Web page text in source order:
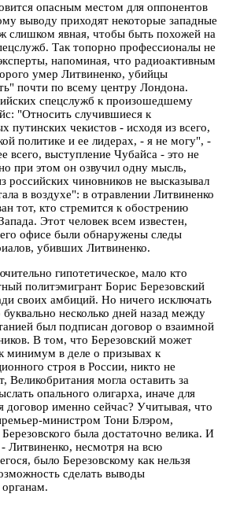
опасным местом для оппонентов
выводу приходят некоторые западные
слишком явная, чтобы быть похожей на
Так топорно профессионалы не
напоминая, что радиоактивным
умер Литвиненко, убийцы
почти по всему центру Лондона.
спецслужб к произошедшему
"Относить случившиеся к
путинских чекистов - исходя из всего,
политике и ее лидерах, - я не могу", -
всего, выступление Чубайса - это не
при этом он озвучил одну мысль,
российских чиновников не высказывал
в воздухе": в отравлении Литвиненко
тот, кто стремится к обострению
Этот человек всем известен,
офисе были обнаружены следы
убивших Литвиненко.
гипотетическое, мало кто
политэмигрант Борис Березовский
своих амбиций. Но ничего исключать
несколько дней назад между
был подписан договор о взаимной
В том, что Березовский может
минимум в деле о призывах к
строя в России, никто не
Великобритания могла оставить за
опального олигарха, иначе для
договор именно сейчас? Учитывая, что
министром Тони Блэром,
была достаточно велика. И
- Литвиненко, несмотря на всю
было Березовскому как нельзя
сделать выводы